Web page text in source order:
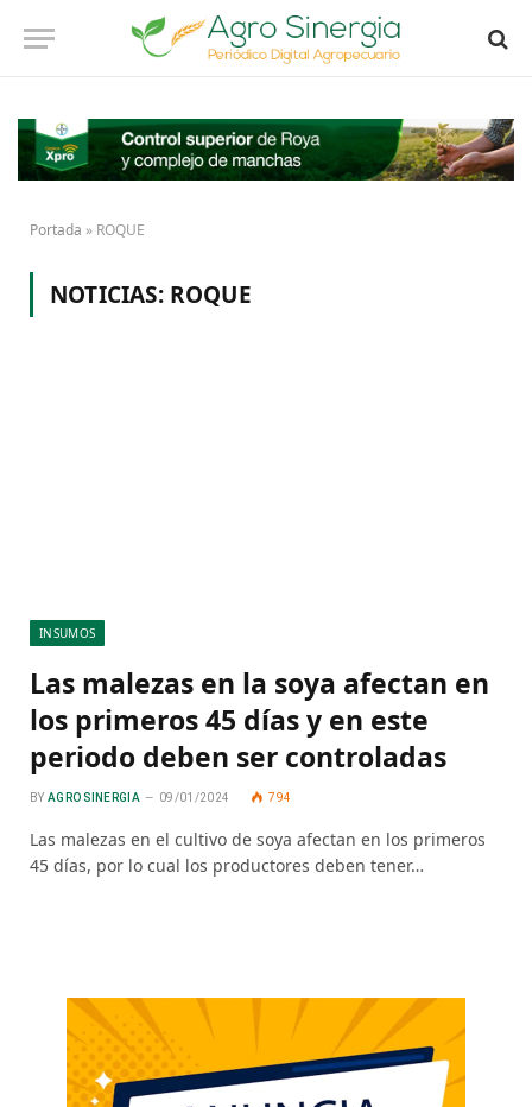
Portada » ROQUE
NOTICIAS: ROQUE
INSUMOS
Las malezas en la soya afectan en
los primeros 45 días y en este
periodo deben ser controladas
BY AGRO SINERGIA 09/01/2024 794
Las malezas en el cultivo de soya afectan en los primeros
45 días, por lo cual los productores deben tener…